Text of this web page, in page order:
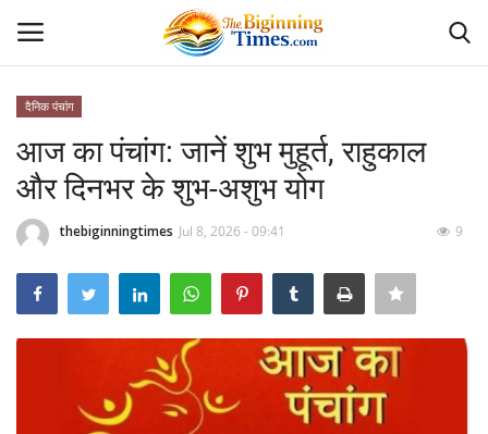
Home
अपराध
Contact
दैनिक राशिफल
दैनिक पंचांग
आज का पंचांग: जानें शुभ मुहूर्त, राहुकाल
और दिनभर के शुभ-अशुभ योग
thebiginningtimes Jul 8, 2026 - 09:41 9